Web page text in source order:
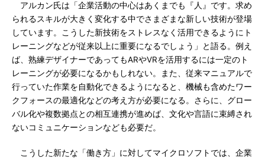
アルカン氏は「企業活動の中心はあくまでも『人』です。求め
られるスキルが大きく変化する中でさまざまな新しい技術が登場
しています。こうした新技術をストレスなく活用できるようにト
レーニングなどが従来以上に重要になるでしょう」と語る。例え
ば、熟練デザイナーであってもARやVRを活用するには一定のト
レーニングが必要になるかもしれない。また、従来マニュアルで
行っていた作業を自動化できるようになると、機械も含めたワー
クフォースの最適化などの考え方が必要になる。さらに、グロー
バル化や複数拠点との相互連携が進めば、文化や言語に束縛され
ないコミュニケーションなども必要だ。
こうした新たな「働き方」に対してマイクロソフトでは、企業